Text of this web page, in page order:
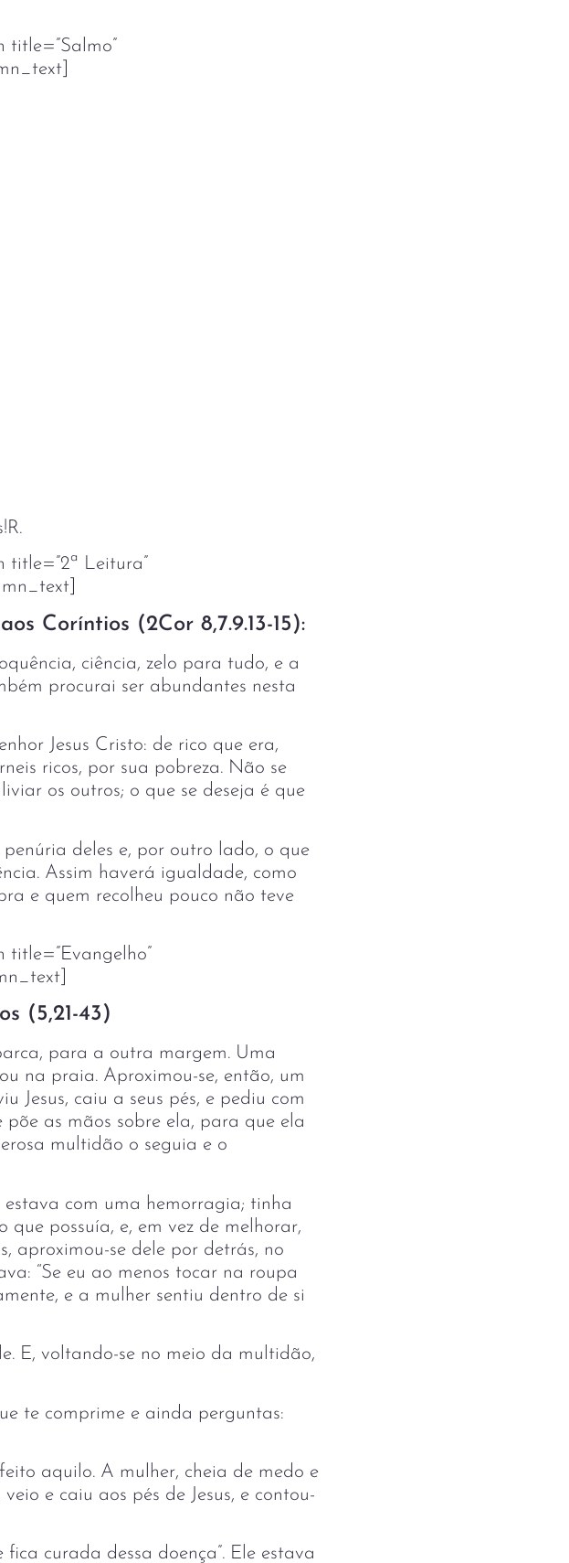
Leitura”
Coríntios (2Cor 8,7.9.13-15):
ciência, zelo para tudo, e a
procurai ser abundantes nesta
Jesus Cristo: de rico que era,
ricos, por sua pobreza. Não se
os outros; o que se deseja é que
deles e, por outro lado, o que
Assim haverá igualdade, como
e quem recolheu pouco não teve
(5,21-43)
para a outra margem. Uma
na praia. Aproximou-se, então, um
Jesus, caiu a seus pés, e pediu com
as mãos sobre ela, para que ela
multidão o seguia e o
com uma hemorragia; tinha
possuía, e, em vez de melhorar,
aproximou-se dele por detrás, no
“Se eu ao menos tocar na roupa
e a mulher sentiu dentro de si
E, voltando-se no meio da multidão,
te comprime e ainda perguntas:
aquilo. A mulher, cheia de medo e
e caiu aos pés de Jesus, e contou-
curada dessa doença”. Ele estava